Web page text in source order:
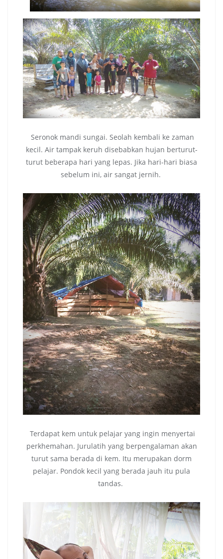
Seronok mandi sungai. Seolah kembali ke zaman
kecil. Air tampak keruh disebabkan hujan berturut-
turut beberapa hari yang lepas. Jika hari-hari biasa
sebelum ini, air sangat jernih.
Terdapat kem untuk pelajar yang ingin menyertai
perkhemahan. Jurulatih yang berpengalaman akan
turut sama berada di kem. Itu merupakan dorm
pelajar. Pondok kecil yang berada jauh itu pula
tandas.